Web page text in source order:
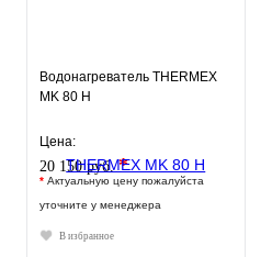
Водонагреватель THERMEX
MK 80 H
Цена:
20 150 руб.*
* Актуальную цену пожалуйста
уточните у менеджера
В избранное